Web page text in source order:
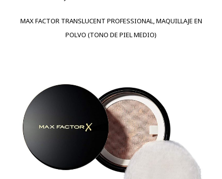
MAX FACTOR TRANSLUCENT PROFESSIONAL, MAQUILLAJE EN
POLVO (TONO DE PIEL MEDIO)